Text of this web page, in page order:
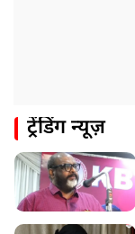
ट्रेंडिंग न्यूज़